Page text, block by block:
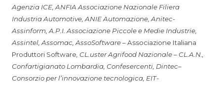
Agenzia ICE, ANFIA Associazione Nazionale Filiera
Industria Automotive, ANIE Automazione, Anitec-
Assinform, A.P.I. Associazione Piccole e Medie Industrie,
Assintel, Assomac, AssoSoftware –Associazione Italiana
Produttori Software , CL.uster Agrifood Nazionale – CL.A.N.,
Confartigianato Lombardia, Confesercenti, Dintec–
Consorzio per l’innovazione tecnologica, EIT-